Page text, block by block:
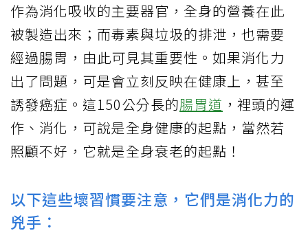
作為消化吸收的主要器官，全身的營養在此
被製造出來；而毒素與垃圾的排泄，也需要
經過腸胃，由此可見其重要性。如果消化力
出了問題，可是會立刻反映在健康上，甚至
誘發癌症。這150公分長的腸胃道 ，裡頭的運
作、消化，可說是全身健康的起點，當然若
照顧不好，它就是全身衰老的起點！
以下這些壞習慣要注意，它們是消化力的
兇手：